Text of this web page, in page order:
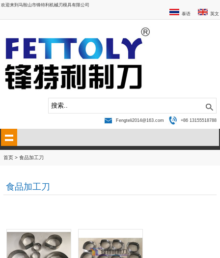
欢迎来到马鞍山市锋特利机械刃模具有限公司
英文
泰语
+86 13155518788
Fengteli2014@163.com
首页 >食品加工刀
食品加工刀